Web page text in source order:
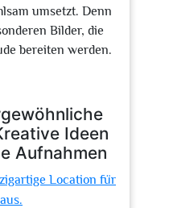
umsetzt. Denn
Bilder, die
bereiten werden.
Ideen
Aufnahmen
Location für